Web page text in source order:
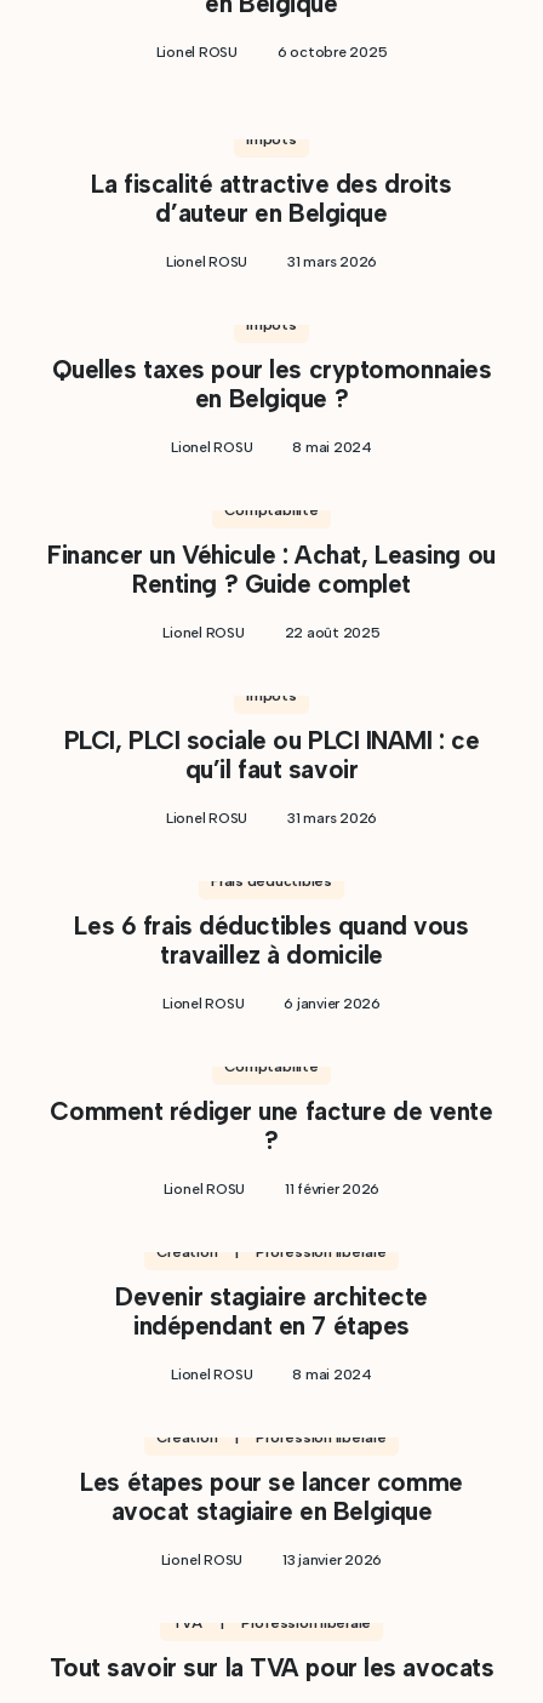
Lionel ROSU 6 octobre 2025
Impôts
La fiscalité attractive des droits
d’auteur en Belgique
Lionel ROSU 31 mars 2026
Impôts
Quelles taxes pour les cryptomonnaies
en Belgique ?
Lionel ROSU 8 mai 2024
Comptabilité
Financer un Véhicule : Achat, Leasing ou
Renting ? Guide complet
Lionel ROSU 22 août 2025
Impôts
PLCI, PLCI sociale ou PLCI INAMI : ce
qu’il faut savoir
Lionel ROSU 31 mars 2026
Frais déductibles
Les 6 frais déductibles quand vous
travaillez à domicile
Lionel ROSU 6 janvier 2026
Comptabilité
Comment rédiger une facture de vente
?
Lionel ROSU 11 février 2026
Création | Profession libérale
Devenir stagiaire architecte
indépendant en 7 étapes
Lionel ROSU 8 mai 2024
Création | Profession libérale
Les étapes pour se lancer comme
avocat stagiaire en Belgique
Lionel ROSU 13 janvier 2026
TVA | Profession libérale
Tout savoir sur la TVA pour les avocats